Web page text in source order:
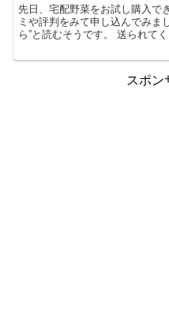
先日、宅配野菜をお試し購入で
ミや評判をみて申し込んでみました。 九州の空と書いて、
ら”と読むそうです。 送られてくる野菜の種類は、その時期のおまか
スポン